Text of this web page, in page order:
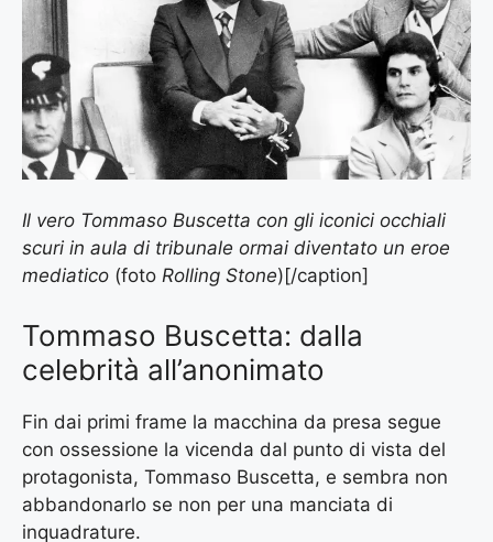
Il vero Tommaso Buscetta con gli iconici occhiali
scuri in aula di tribunale ormai diventato un eroe
mediatico (foto Rolling Stone)[/caption]
Tommaso Buscetta: dalla
celebrità all’anonimato
Fin dai primi frame la macchina da presa segue
con ossessione la vicenda dal punto di vista del
protagonista, Tommaso Buscetta, e sembra non
abbandonarlo se non per una manciata di
inquadrature.